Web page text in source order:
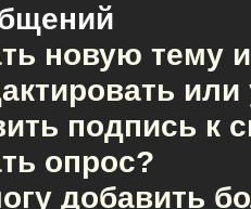
новую тему
подпись к
опрос?
добавить